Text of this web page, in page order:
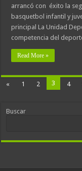
arrancó con éxito la
basquetbol infantil y
principal La Unidad
competencia del
Read More »
« 1 2 3 4
Buscar